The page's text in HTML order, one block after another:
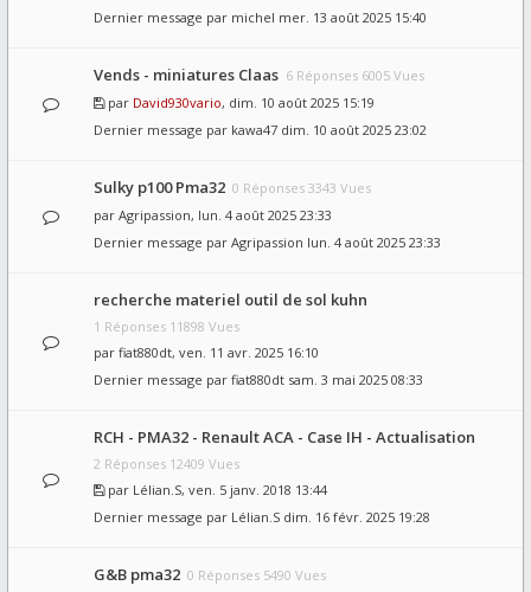
Dernier message par michel mer. 13 août 2025 15:40
Vends - miniatures Claas 6 Réponses 6005 Vues
par David930vario, dim. 10 août 2025 15:19
Dernier message par kawa47 dim. 10 août 2025 23:02
Sulky p100 Pma32 0 Réponses 3343 Vues
par Agripassion, lun. 4 août 2025 23:33
Dernier message par Agripassion lun. 4 août 2025 23:33
recherche materiel outil de sol kuhn
1 Réponses 11898 Vues
par fiat880dt, ven. 11 avr. 2025 16:10
Dernier message par fiat880dt sam. 3 mai 2025 08:33
RCH - PMA32 - Renault ACA - Case IH - Actualisation
2 Réponses 12409 Vues
par Lélian.S, ven. 5 janv. 2018 13:44
Dernier message par Lélian.S dim. 16 févr. 2025 19:28
G&B pma32 0 Réponses 5490 Vues